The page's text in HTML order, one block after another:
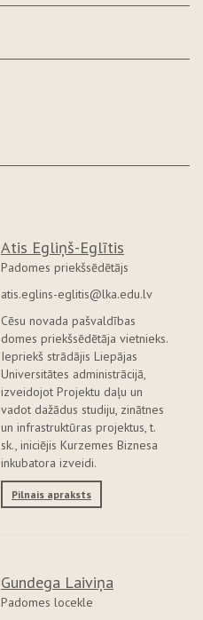
Atis Egliņš-Eglītis
Padomes priekšsēdētājs
atis.eglins-eglitis@lka.edu.lv
Cēsu novada pašvaldības
domes priekšsēdētāja vietnieks.
Iepriekš strādājis Liepājas
Universitātes administrācijā,
izveidojot Projektu daļu un
vadot dažādus studiju, zinātnes
un infrastruktūras projektus, t.
sk., iniciējis Kurzemes Biznesa
inkubatora izveidi.
Pilnais apraksts
Gundega Laiviņa
Padomes locekle